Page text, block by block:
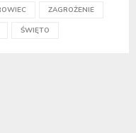
ZAGROŻENIE
ŚWIĘTO